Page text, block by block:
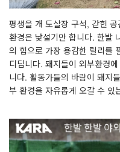
평생을 개 도살장 구석, 갇힌
환경은 낯설기만 합니다. 한발
의 힘으로 가장 용감한 릴리를
디딥니다. 돼지들이 외부환경
니다. 활동가들의 바람이 돼지
부 환경을 자유롭게 오갈 수 있